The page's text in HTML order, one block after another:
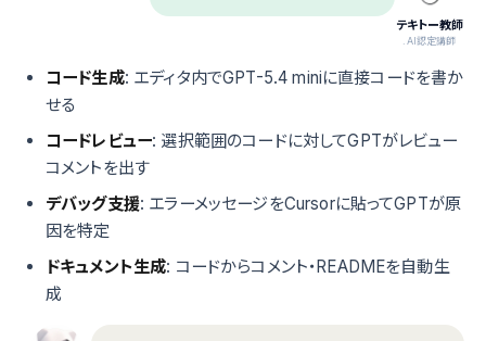
テキトー教師
.AI認定講師
コード生成: エディタ内でGPT-5.4 miniに直接コードを書か
せる
コードレビュー: 選択範囲のコードに対してGPTがレビュー
コメントを出す
デバッグ支援: エラーメッセージをCursorに貼ってGPTが原
因を特定
ドキュメント生成: コードからコメント・READMEを自動生
成